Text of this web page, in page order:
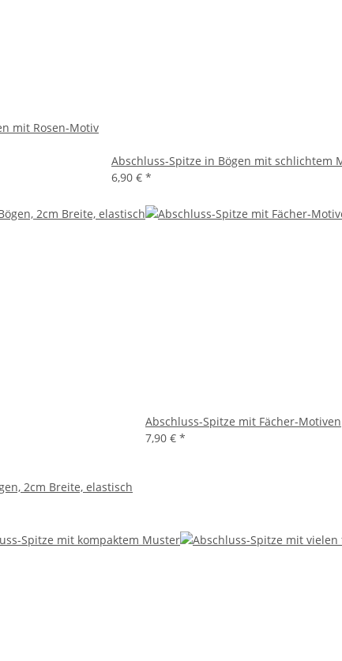
mit Rosen-Motiv
Abschluss-Spitze in Bögen mit schlichtem
6,90 € *
2cm Breite, elastisch
Abschluss-Spitze mit Fächer-Motiven
7,90 € *